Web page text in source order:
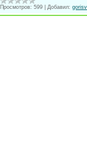
Просмотров: 599 Добавил: